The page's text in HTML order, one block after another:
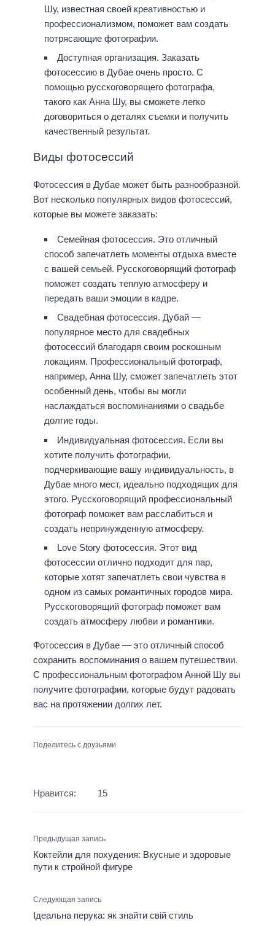
Шу, известная своей креативностью и
профессионализмом, поможет вам создать
потрясающие фотографии.
Доступная организация. Заказать
фотосессию в Дубае очень просто. С
помощью русскоговорящего фотографа,
такого как Анна Шу, вы сможете легко
договориться о деталях съемки и получить
качественный результат.
Виды фотосессий
Фотосессия в Дубае может быть разнообразной.
Вот несколько популярных видов фотосессий,
которые вы можете заказать:
Семейная фотосессия. Это отличный
способ запечатлеть моменты отдыха вместе
с вашей семьей. Русскоговорящий фотограф
поможет создать теплую атмосферу и
передать ваши эмоции в кадре.
Свадебная фотосессия. Дубай —
популярное место для свадебных
фотосессий благодаря своим роскошным
локациям. Профессиональный фотограф,
например, Анна Шу, сможет запечатлеть этот
особенный день, чтобы вы могли
наслаждаться воспоминаниями о свадьбе
долгие годы.
Индивидуальная фотосессия. Если вы
хотите получить фотографии,
подчеркивающие вашу индивидуальность, в
Дубае много мест, идеально подходящих для
этого. Русскоговорящий профессиональный
фотограф поможет вам расслабиться и
создать непринужденную атмосферу.
Love Story фотосессия. Этот вид
фотосессии отлично подходит для пар,
которые хотят запечатлеть свои чувства в
одном из самых романтичных городов мира.
Русскоговорящий фотограф поможет вам
создать атмосферу любви и романтики.
Фотосессия в Дубае — это отличный способ
сохранить воспоминания о вашем путешествии.
С профессиональным фотографом Анной Шу вы
получите фотографии, которые будут радовать
вас на протяжении долгих лет.
Поделитесь с друзьями
Нравится: 15
Предыдущая запись
Коктейли для похудения: Вкусные и здоровые
пути к стройной фигуре
Следующая запись
Ідеальна перука: як знайти свій стиль